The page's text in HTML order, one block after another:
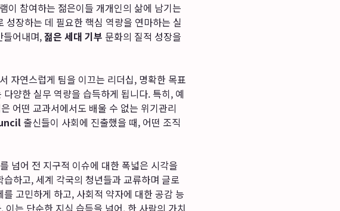
이 참여하는 젊은이들 개개인의 삶에 남기는
장하는 데 필요한 핵심 역량을 연마하는 실
들어내며,젊은 세대 기부 문화의 질적 성장을
자연스럽게 팀을 이끄는 리더십, 명확한 목표
양한 실무 역량을 습득하게 됩니다. 특히, 예
어떤 교과서에서도 배울 수 없는 위기관리
출신들이 사회에 진출했을 때, 어떤 조직
넘어 전 지구적 이슈에 대한 폭넓은 시각을
하고, 세계 각국의 청년들과 교류하며 글로
고민하게 하고, 사회적 약자에 대한 공감 능
는 단순한 지식 습득을 넘어, 한 사람의 가치